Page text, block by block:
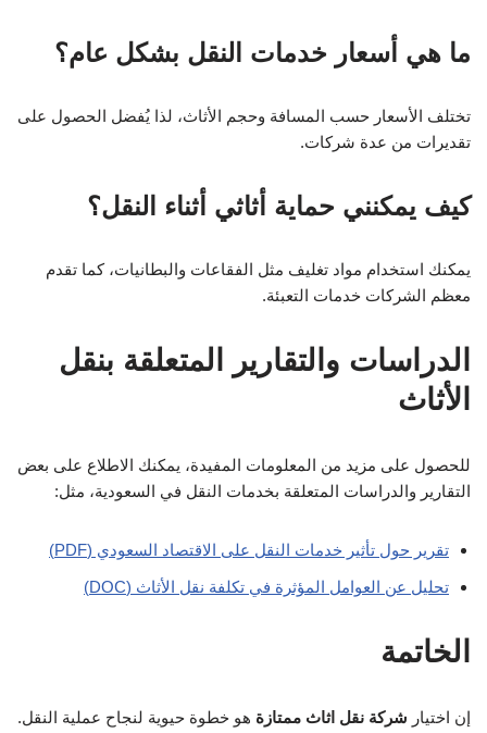
ما هي أسعار خدمات النقل بشكل عام؟
تختلف الأسعار حسب المسافة وحجم الأثاث، لذا يُفضل الحصول على
تقديرات من عدة شركات.
كيف يمكنني حماية أثاثي أثناء النقل؟
يمكنك استخدام مواد تغليف مثل الفقاعات والبطانيات، كما تقدم
معظم الشركات خدمات التعبئة.
الدراسات والتقارير المتعلقة بنقل
الأثاث
للحصول على مزيد من المعلومات المفيدة، يمكنك الاطلاع على بعض
التقارير والدراسات المتعلقة بخدمات النقل في السعودية، مثل:
تقرير حول تأثير خدمات النقل على الاقتصاد السعودي (PDF)
تحليل عن العوامل المؤثرة في تكلفة نقل الأثاث (DOC)
الخاتمة
إن اختيار شركة نقل اثاث ممتازة هو خطوة حيوية لنجاح عملية النقل.